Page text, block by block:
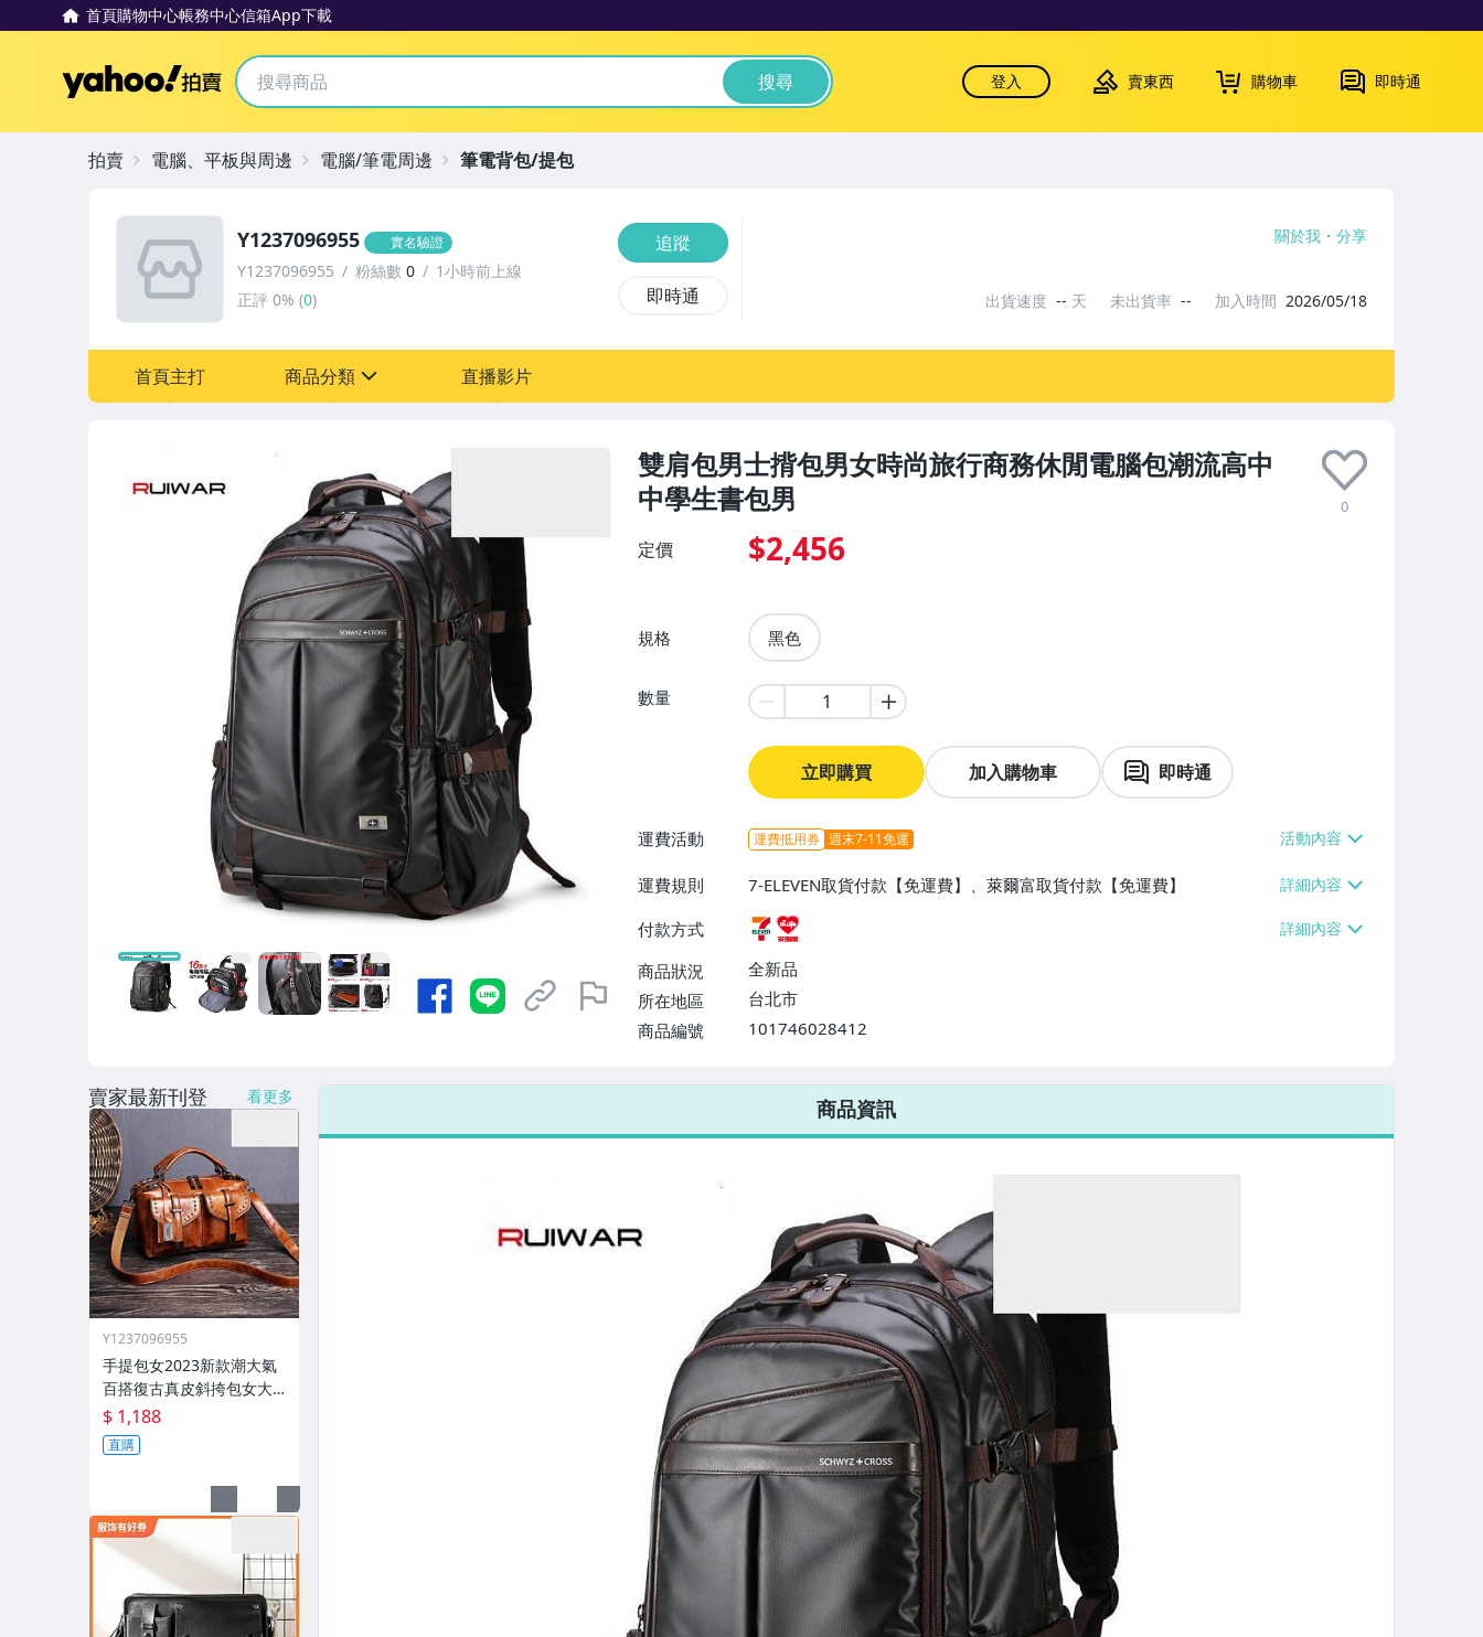
首頁購物中心帳務中心信箱App下載
Yahoo拍賣 搜尋 登入 賣東西 購物車 即時通
雙肩包男士揹包男女時尚旅行商務休閒電腦包潮流高中
中學生書包男
0
定價 $2,456
規格 黑色
數量
立即購買 加入購物車 即時通
運費活動 運費抵用券 週末7-11免運
運費規則
7-ELEVEN取貨付款【免運費】、萊爾富取貨付款【免運費】
付款方式
商品狀況
全新品
所在地區
台北市
商品編號
101746028412
7-ELEVEN 運費只要38元
不限金額、筆數，筆筆優惠無限次！
Y1237096955 實名驗證
Y1237096955 粉絲數 0
1小時前上線
正評 0% (0)
追蹤
即時通
關於我 分享
出貨速度 -- 天 未出貨率 -- 加入時間 2026/05/18
首頁主打 商品分類
古董、藝術與礦石
美容保養與彩妝
電腦、平板與周邊
相機、攝影與周邊
運動、戶外與休閒
嬰幼兒與孕婦
汽機車精品百貨
居家、家具與園藝
玩具、模型與公仔
男性精品與服飾
女裝與服飾配件
手錶與飾品配件
家電與影音視聽
直播影片
拍賣 電腦、平板與周邊 電腦/筆電周邊 筆電背包/提包
商品資訊
賣家最新刊登 看更多
Y1237096955
手提包女2023新款潮大氣
百搭復古真皮斜挎包女大
容量軟皮單肩大包
$ 1,188
直購